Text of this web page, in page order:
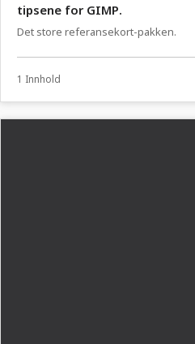
tipsene for GIMP.
Det store referansekort-pakken.
1 Innhold